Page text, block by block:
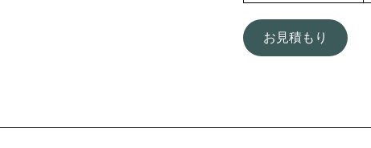
お見積もり